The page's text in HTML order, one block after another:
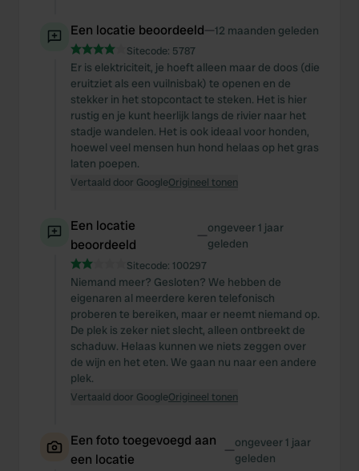
Een locatie beoordeeld—12 maanden geleden
Sitecode: 5787
Er is elektriciteit, je hoeft alleen maar de doos (die
eruitziet als een vuilnisbak) te openen en de
stekker in het stopcontact te steken. Het is hier
rustig en je kunt heerlijk langs de rivier naar het
stadje wandelen. Het is ook ideaal voor honden,
hoewel veel mensen hun hond helaas op het gras
laten poepen.
Vertaald door GoogleOrigineel tonen
Een locatie
beoordeeld
—ongeveer 1 jaar
geleden
Sitecode: 100297
Niemand meer? Gesloten? We hebben de
eigenaren al meerdere keren telefonisch
proberen te bereiken, maar er neemt niemand op.
De plek is zeker niet slecht, alleen ontbreekt de
schaduw. Helaas kunnen we niets zeggen over
de wijn en het eten. We gaan nu naar een andere
plek.
Vertaald door GoogleOrigineel tonen
Een foto toegevoegd aan
een locatie
—ongeveer 1 jaar
geleden